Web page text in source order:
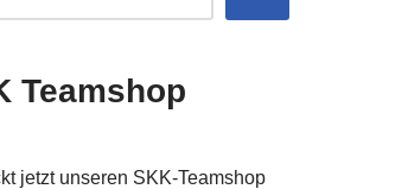
Teamshop
jetzt unseren SKK-Teamshop